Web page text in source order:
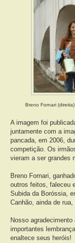
Breno Fornari
A imagem foi
juntamente com a
pancada, em 2006,
competição. Os
vieram a ser grandes
Breno Fornari,
outros feitos, faleceu
Subida da Boróssia,
Canhão, ainda de
Nosso
importantes
enaltece seus heróis!